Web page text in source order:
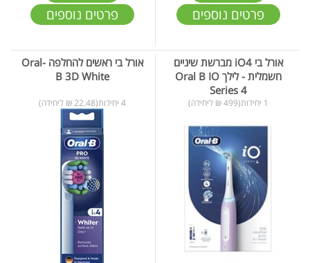
פרטים נוספים פרטים נוספים
אורל בי iO4 מברשת שיניים
חשמלית - לילך Oral B IO
Series 4
1 יחידות(499 ₪ ליחידה)
אורל בי ראשים להחלפה Oral-
B 3D White
4 יחידות(22.48 ₪ ליחידה)